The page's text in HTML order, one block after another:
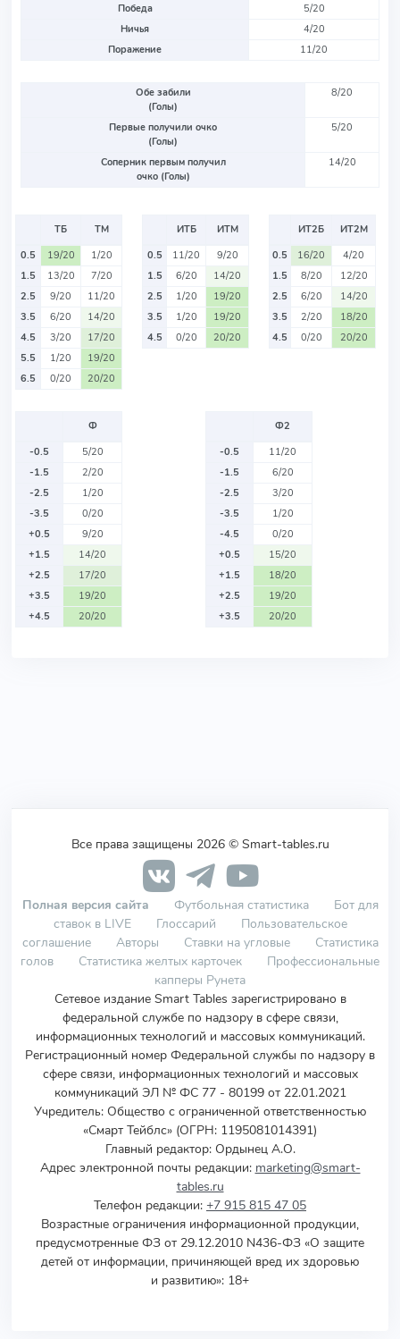
Победа
5/20
Ничья
4/20
Поражение
11/20
Обе забили
(Голы)
8/20
Первые получили очко
(Голы)
5/20
Соперник первым получил
очко (Голы)
14/20
ТБ
ТМ
0.5
19/20
1/20
1.5
13/20
7/20
2.5
9/20
11/20
3.5
6/20
14/20
4.5
3/20
17/20
5.5
1/20
19/20
6.5
0/20 20/20
ИТБ
ИТМ
0.5
11/20
9/20
1.5
6/20
14/20
2.5
1/20
19/20
3.5
1/20
19/20
4.5
0/20 20/20
ИТ2Б
ИТ2М
0.5
16/20
4/20
1.5
8/20
12/20
2.5
6/20
14/20
3.5
2/20
18/20
4.5
0/20 20/20
Ф
-0.5
5/20
-1.5
2/20
-2.5
1/20
-3.5
0/20
+0.5
9/20
+1.5
14/20
+2.5
17/20
+3.5
19/20
+4.5
20/20
Ф2
-0.5
11/20
-1.5
6/20
-2.5
3/20
-3.5
1/20
-4.5
0/20
+0.5
15/20
+1.5
18/20
+2.5
19/20
+3.5
20/20
Все права защищены 2026 © Smart-tables.ru
Полная версия сайта Футбольная статистика
Бот для
ставок в LIVE
Глоссарий
Пользовательское
соглашение
Авторы Ставки на угловые
Статистика
голов
Статистика желтых карточек
Профессиональные
капперы Рунета
Сетевое издание Smart Tables зарегистрировано в
федеральной службе по надзору в сфере связи,
информационных технологий и массовых коммуникаций.
Регистрационный номер Федеральной службы по надзору в
сфере связи, информационных технологий и массовых
коммуникаций ЭЛ № ФС 77 - 80199 от 22.01.2021
Учредитель: Общество с ограниченной ответственностью
«Смарт Тейблс» (ОГРН: 1195081014391)
Главный редактор: Ордынец А.О.
Адрес электронной почты редакции: marketing@smart-
tables.ru
Телефон редакции: +7 915 815 47 05
Возрастные ограничения информационной продукции,
предусмотренные ФЗ от 29.12.2010 N436-ФЗ «О защите
детей от информации, причиняющей вред их здоровью
и развитию»: 18+